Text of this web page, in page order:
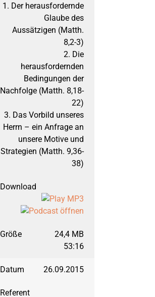
1. Der herausfordernde
Glaube des
Aussätzigen (Matth.
8,2-3)
2. Die
herausfordernden
Bedingungen der
Nachfolge (Matth. 8,18-
22)
3. Das Vorbild unseres
Herrn – ein Anfrage an
unsere Motive und
Strategien (Matth. 9,36-
38)
24,4 MB
53:16
26.09.2015